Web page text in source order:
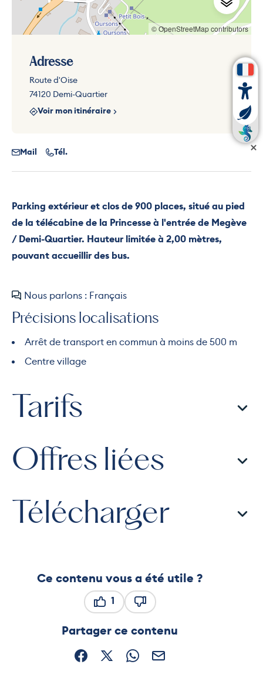
Parking extérieur et clos de 900 places, situé au pied
de la télécabine de la Princesse à l'entrée de Megève
/ Demi-Quartier. Hauteur limitée à 2,00 mètres,
pouvant accueillir des bus.
Nous parlons : Français
Précisions localisations
Arrêt de transport en commun à moins de 500 m
Centre village
Tarifs
Offres liées
Télécharger
© OpenStreetMap contributors
Adresse
Route d'Oise
74120 Demi-Quartier
Voir mon itinéraire
Mail Tél.
Ce contenu vous a été utile ?
1
Partager ce contenu
Partager sur Facebook (nouvelle fenêtre)
Partager sur X / Twitter (nouvelle
Partager sur WhatsApp
Partager par mail